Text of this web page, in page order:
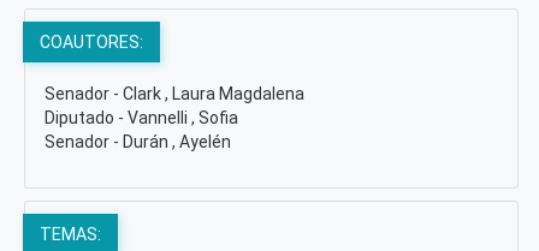
COAUTORES:
Senador - Clark , Laura Magdalena
Diputado - Vannelli , Sofia
Senador - Durán , Ayelén
TEMAS: